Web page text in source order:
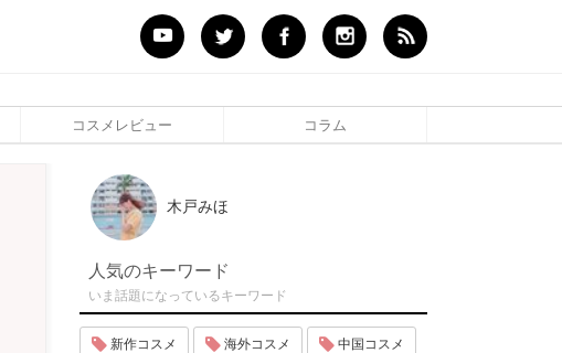
コスメレビュー コラム
木戸みほ
人気のキーワード
いま話題になっているキーワード
新作コスメ 海外コスメ 中国コスメ